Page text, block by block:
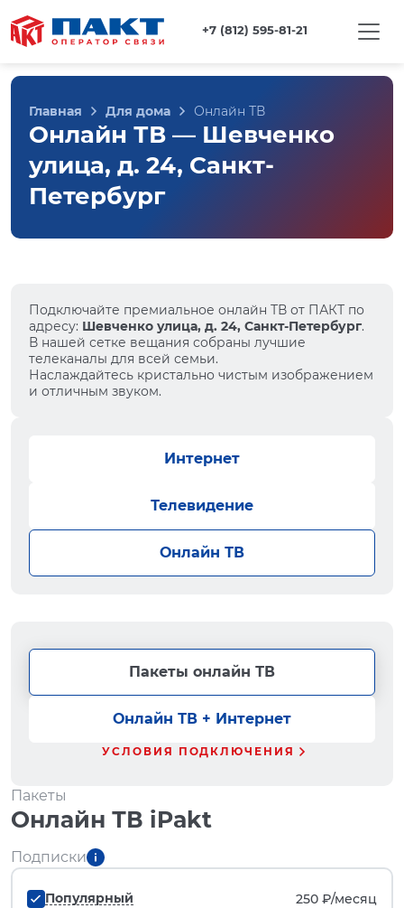
+7 (812) 595-81-21
Главная Для дома Онлайн ТВ
Онлайн ТВ — Шевченко
улица, д. 24, Санкт-
Петербург
Подключайте премиальное онлайн ТВ от ПАКТ по
адресу: Шевченко улица, д. 24, Санкт-Петербург.
В нашей сетке вещания собраны лучшие
телеканалы для всей семьи.
Наслаждайтесь кристально чистым изображением
и отличным звуком.
Интернет
Телевидение
Онлайн ТВ
Пакеты онлайн ТВ
Онлайн ТВ + Интернет
УСЛОВИЯ ПОДКЛЮЧЕНИЯ
Пакеты
Онлайн ТВ iPakt
Подписки
Популярный 250 ₽/месяц